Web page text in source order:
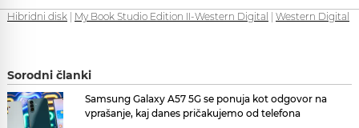
Hibridni disk My Book Studio Edition II-Western Digital Western Digital
Sorodni članki
Samsung Galaxy A57 5G se ponuja kot odgovor na
vprašanje, kaj danes pričakujemo od telefona